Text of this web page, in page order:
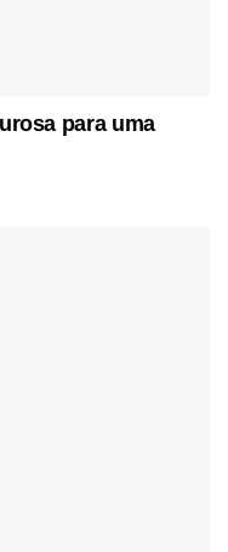
para uma